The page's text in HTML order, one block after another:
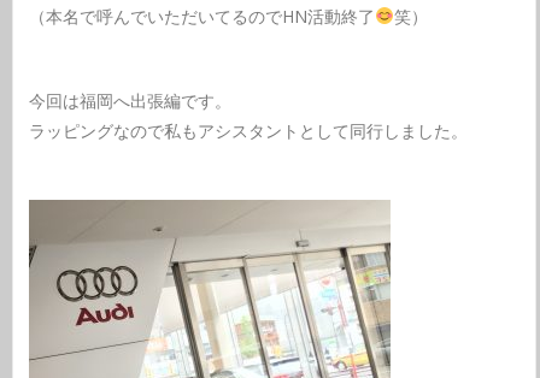
（本名で呼んでいただいてるのでHN活動終了
笑）
今回は福岡へ出張編です。
ラッピングなので私もアシスタントとして同行しました。